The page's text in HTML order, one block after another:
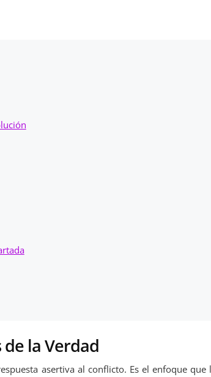
la Verdad
asertiva al conflicto. Es el enfoque que